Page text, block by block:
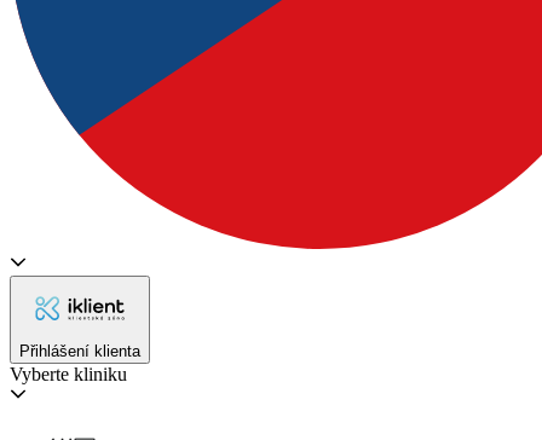
Přihlášení klienta
Vyberte kliniku